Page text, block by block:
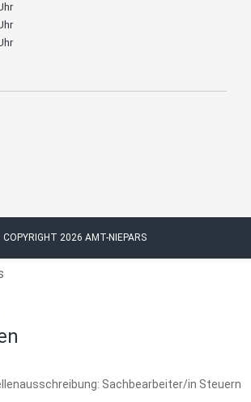
2026 AMT-NIEPARS
Sachbearbeiter/in Steuern